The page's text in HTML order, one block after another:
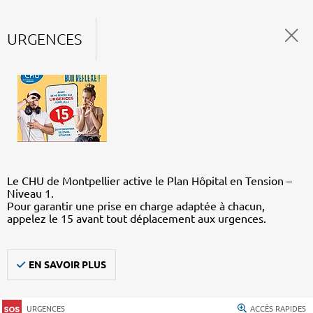
URGENCES
Le CHU de Montpellier active le Plan Hôpital en Tension –
Niveau 1.
Pour garantir une prise en charge adaptée à chacun,
appelez le 15 avant tout déplacement aux urgences.
EN SAVOIR PLUS
URGENCES ACCÈS RAPIDES